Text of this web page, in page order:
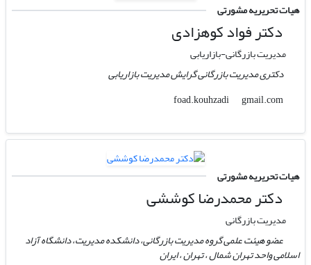
هیات تحریریه مشورتی
دکتر فواد کوهزادی
مدیریت بازرگانی-بازاریابی
دکتری مدیریت بازرگانی گرایش مدیریت بازاریابی
foad.kouhzadi
gmail.com
هیات تحریریه مشورتی
دکتر محمدرضا کوششی
مدیریت بازرگانی
عضو هیئت علمی گروه مدیریت بازرگانی، دانشکده مدیریت، دانشگاه آزاد
اسلامی واحد تهران شمال ، تهران ، ایران